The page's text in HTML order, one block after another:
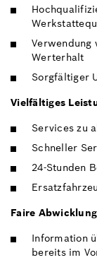
Verwendung
Werterhalt
Sorgfältiger
Vielfältiges
Services zu
Schneller
24-Stunden
Faire Abwicklung
Information
bereits im